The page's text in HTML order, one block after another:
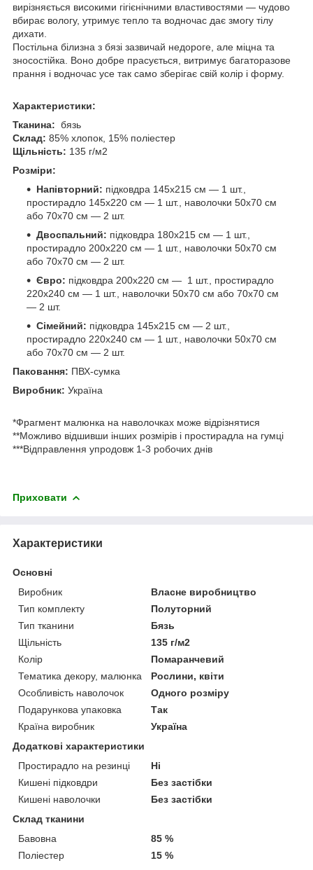
вирізняється високими гігієнічними властивостями — чудово
вбирає вологу, утримує тепло та водночас дає змогу тілу
дихати.
Постільна білизна з бязі зазвичай недороге, але міцна та
зносостійка. Воно добре прасується, витримує багаторазове
прання і водночас усе так само зберігає свій колір і форму.
Характеристики:
Тканина: бязь
Склад: 85% хлопок, 15% поліестер
Щільність: 135 г/м2
Розміри:
Напівторний: підковдра 145х215 см — 1 шт.,
простирадло 145х220 см — 1 шт., наволочки 50х70 см
або 70х70 см — 2 шт.
Двоспальний: підковдра 180х215 см — 1 шт.,
простирадло 200х220 см — 1 шт., наволочки 50х70 см
або 70х70 см — 2 шт.
Євро: підковдра 200х220 см — 1 шт., простирадло
220х240 см — 1 шт., наволочки 50х70 см або 70х70 см
— 2 шт.
Сімейний: підковдра 145х215 см — 2 шт.,
простирадло 220х240 см — 1 шт., наволочки 50х70 см
або 70х70 см — 2 шт.
Паковання: ПВХ-сумка
Виробник: Україна
*Фрагмент малюнка на наволочках може відрізнятися
**Можливо відшивши інших розмірів і простирадла на гумці
***Відправлення упродовж 1-3 робочих днів
Приховати
Характеристики
Основні
Виробник
Власне виробництво
Тип комплекту
Полуторний
Тип тканини
Бязь
Щільність
135 г/м2
Колір
Помаранчевий
Тематика декору, малюнка
Рослини, квіти
Особливість наволочок
Одного розміру
Подарункова упаковка
Так
Країна виробник
Україна
Додаткові характеристики
Простирадло на резинці
Ні
Кишені підковдри
Без застібки
Кишені наволочки
Без застібки
Склад тканини
Бавовна
85 %
Поліестер
15 %